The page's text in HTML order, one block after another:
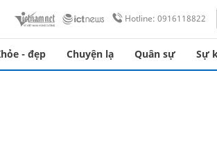
Hotline: 0916118822
- đẹp Chuyện lạ Quân sự Sự